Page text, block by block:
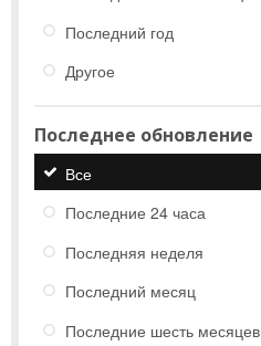
Последний год
Другое
Последнее обновление
Все
Последние 24 часа
Последняя неделя
Последний месяц
Последние шесть месяцев